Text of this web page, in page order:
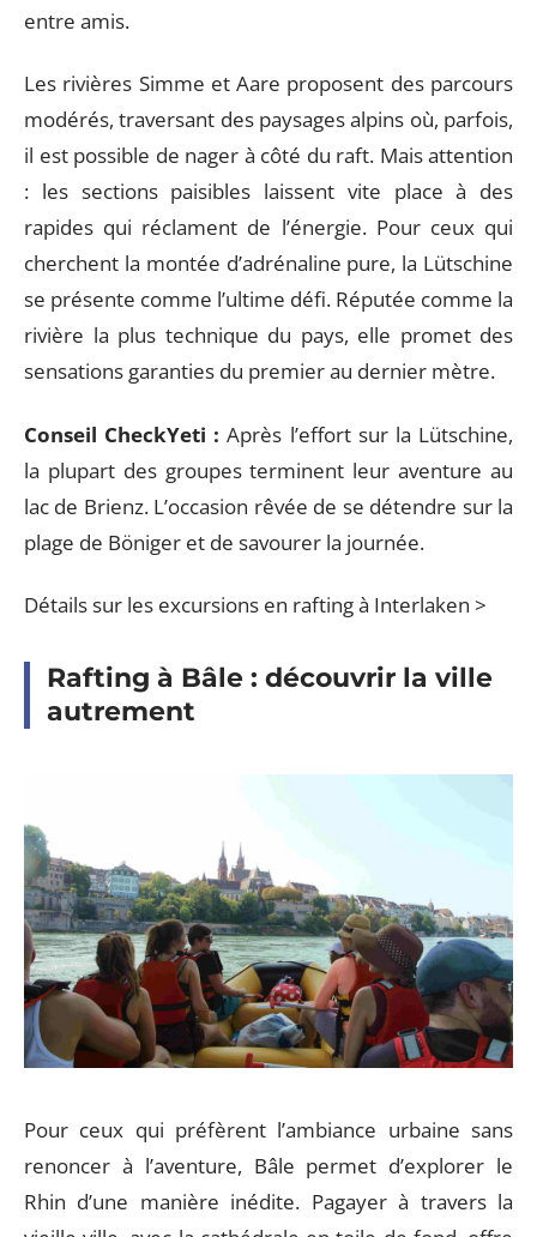
entre amis.
Les rivières Simme et Aare proposent des parcours
modérés, traversant des paysages alpins où, parfois,
il est possible de nager à côté du raft. Mais attention
: les sections paisibles laissent vite place à des
rapides qui réclament de l’énergie. Pour ceux qui
cherchent la montée d’adrénaline pure, la Lütschine
se présente comme l’ultime défi. Réputée comme la
rivière la plus technique du pays, elle promet des
sensations garanties du premier au dernier mètre.
Conseil CheckYeti : Après l’effort sur la Lütschine,
la plupart des groupes terminent leur aventure au
lac de Brienz. L’occasion rêvée de se détendre sur la
plage de Böniger et de savourer la journée.
Détails sur les excursions en rafting à Interlaken >
Rafting à Bâle : découvrir la ville
autrement
Pour ceux qui préfèrent l’ambiance urbaine sans
renoncer à l’aventure, Bâle permet d’explorer le
Rhin d’une manière inédite. Pagayer à travers la